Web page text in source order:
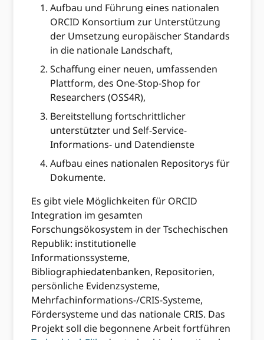
Aufbau und Führung eines nationalen
ORCID Konsortium zur Unterstützung
der Umsetzung europäischer Standards
in die nationale Landschaft,
Schaffung einer neuen, umfassenden
Plattform, des One-Stop-Shop for
Researchers (OSS4R),
Bereitstellung fortschrittlicher
unterstützter und Self-Service-
Informations- und Datendienste
Aufbau eines nationalen Repositorys für
Dokumente.
Es gibt viele Möglichkeiten für ORCID
Integration im gesamten
Forschungsökosystem in der Tschechischen
Republik: institutionelle
Informationssysteme,
Bibliographiedatenbanken, Repositorien,
persönliche Evidenzsysteme,
Mehrfachinformations-/CRIS-Systeme,
Fördersysteme und das nationale CRIS. Das
Projekt soll die begonnene Arbeit fortführen